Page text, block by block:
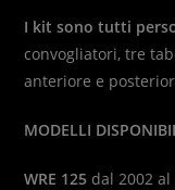
I kit sono tutti
convogliatori, tre
anteriore e
MODELLI
WRE 125 dal 2002 al